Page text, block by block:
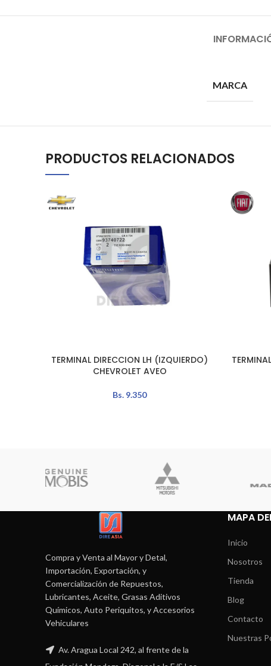
MARCA
PRODUCTOS RELACIONADOS
AÑADIR AL CARRITO
TERMINAL DIRECCION LH (IZQUIERDO)
CHEVROLET AVEO
Bs. 9.350
AÑADIR
Compra y Venta al Mayor y Detal,
Importación, Exportación, y
Comercialización de Repuestos,
Lubricantes, Aceite, Grasas Aditivos
Químicos, Auto Periquitos, y Accesorios
Vehiculares
Av. Aragua Local 242, al frente de la
MAPA
Inicio
Nosotros
Tienda
Blog
Contacto
Nuestras